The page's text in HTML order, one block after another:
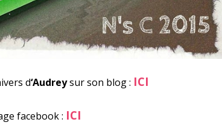
d‘Audreysur son blog : ICI
facebook : ICI